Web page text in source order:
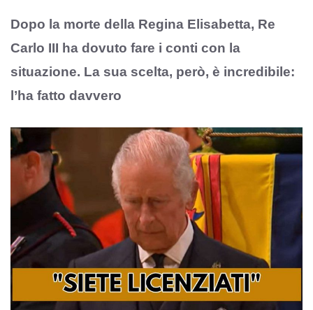
Dopo la morte della Regina Elisabetta, Re
Carlo III ha dovuto fare i conti con la
situazione. La sua scelta, però, è incredibile:
l’ha fatto davvero